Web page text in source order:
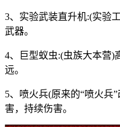
3、实验武装直升机:(实验
武器。
4、巨型蚁虫:(虫族大本营)
远。
5、喷火兵(原来的“喷火兵
害，持续伤害。